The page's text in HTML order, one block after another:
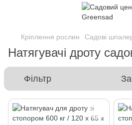
Кріплення рослин Садові
Натягувачі дроту
Фільтр